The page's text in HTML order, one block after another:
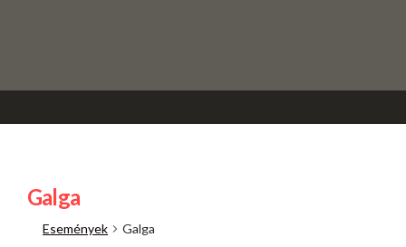
Galga
Események Galga